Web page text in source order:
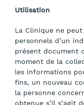
Utilisation
La Clinique ne
personnels d’un
présent document
moment de la
les informations
fins, un nouveau
la personne
obtenue s’il s’agit